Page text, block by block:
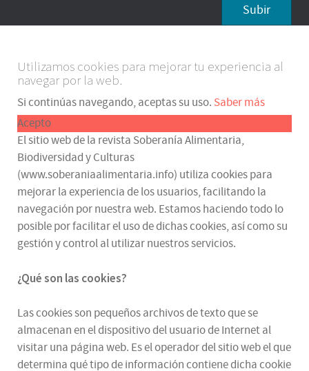
Subir
Utilizamos cookies para mejorar tu experiencia al
navegar por la web.
Si continúas navegando, aceptas su uso. Saber más
Acepto
El sitio web de la revista Soberanía Alimentaria,
Biodiversidad y Culturas
(www.soberaniaalimentaria.info) utiliza cookies para
mejorar la experiencia de los usuarios, facilitando la
navegación por nuestra web. Estamos haciendo todo lo
posible por facilitar el uso de dichas cookies, así como su
gestión y control al utilizar nuestros servicios.
¿Qué son las cookies?
Las cookies son pequeños archivos de texto que se
almacenan en el dispositivo del usuario de Internet al
visitar una página web. Es el operador del sitio web el que
determina qué tipo de información contiene dicha cookie